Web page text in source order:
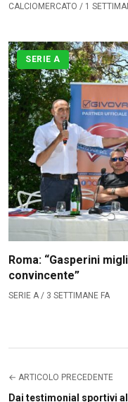
CALCIOMERCATO / 1
SERIE A
Roma: “Gasperini
convincente”
SERIE A / 3 SETTIMANE FA
← ARTICOLO PRECEDENTE
Dai testimonial sportivi al